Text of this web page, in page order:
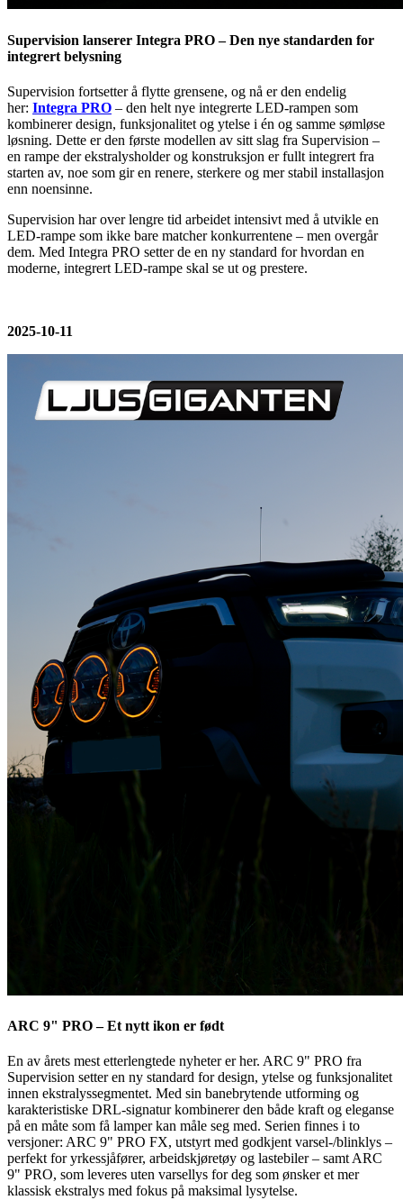
Supervision lanserer Integra PRO – Den nye standarden for
integrert belysning
Supervision fortsetter å flytte grensene, og nå er den endelig
her: Integra PRO – den helt nye integrerte LED-rampen som
kombinerer design, funksjonalitet og ytelse i én og samme sømløse
løsning. Dette er den første modellen av sitt slag fra Supervision –
en rampe der ekstralysholder og konstruksjon er fullt integrert fra
starten av, noe som gir en renere, sterkere og mer stabil installasjon
enn noensinne.
Supervision har over lengre tid arbeidet intensivt med å utvikle en
LED-rampe som ikke bare matcher konkurrentene – men overgår
dem. Med Integra PRO setter de en ny standard for hvordan en
moderne, integrert LED-rampe skal se ut og prestere.
2025-10-11
ARC 9" PRO – Et nytt ikon er født
En av årets mest etterlengtede nyheter er her. ARC 9" PRO fra
Supervision setter en ny standard for design, ytelse og funksjonalitet
innen ekstralyssegmentet. Med sin banebrytende utforming og
karakteristiske DRL-signatur kombinerer den både kraft og eleganse
på en måte som få lamper kan måle seg med. Serien finnes i to
versjoner: ARC 9" PRO FX, utstyrt med godkjent varsel-/blinklys –
perfekt for yrkessjåfører, arbeidskjøretøy og lastebiler – samt ARC
9" PRO, som leveres uten varsellys for deg som ønsker et mer
klassisk ekstralys med fokus på maksimal lysytelse.